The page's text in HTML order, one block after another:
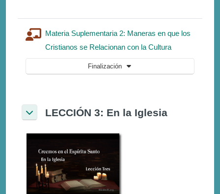
Materia Suplementaria 2: Maneras en que los
Cristianos se Relacionan con la CulturaLección
Finalización
ColapsarLECCIÓN 3: En la Iglesia